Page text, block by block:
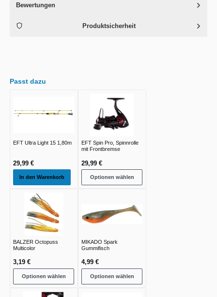
Bewertungen
Produktsicherheit
Passt dazu
EFT Ultra Light 15 1,80m
29,99 €
In den Warenkorb
EFT Spin Pro, Spinnrolle
mit Frontbremse
29,99 €
Optionen wählen
BALZER Octopuss
Multicolor
3,19 €
Optionen wählen
MIKADO Spark
Gummifisch
4,99 €
Optionen wählen